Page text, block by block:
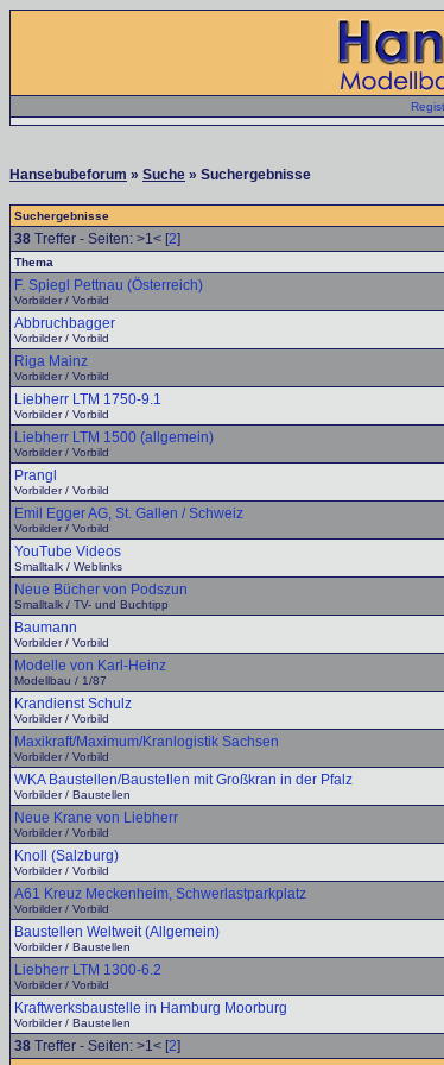
Hansebubeforum » Suche » Suchergebnisse
Suchergebnisse
38 Treffer - Seiten: >1< [2]
Thema
F. Spiegl Pettnau (Österreich)
Vorbilder / Vorbild
Abbruchbagger
Vorbilder / Vorbild
Riga Mainz
Vorbilder / Vorbild
Liebherr LTM 1750-9.1
Vorbilder / Vorbild
Liebherr LTM 1500 (allgemein)
Vorbilder / Vorbild
Prangl
Vorbilder / Vorbild
Emil Egger AG, St. Gallen / Schweiz
Vorbilder / Vorbild
YouTube Videos
Smalltalk / Weblinks
Neue Bücher von Podszun
Smalltalk / TV- und Buchtipp
Baumann
Vorbilder / Vorbild
Modelle von Karl-Heinz
Modellbau / 1/87
Krandienst Schulz
Vorbilder / Vorbild
Maxikraft/Maximum/Kranlogistik Sachsen
Vorbilder / Vorbild
WKA Baustellen/Baustellen mit Großkran in der Pfalz
Vorbilder / Baustellen
Neue Krane von Liebherr
Vorbilder / Vorbild
Knoll (Salzburg)
Vorbilder / Vorbild
A61 Kreuz Meckenheim, Schwerlastparkplatz
Vorbilder / Vorbild
Baustellen Weltweit (Allgemein)
Vorbilder / Baustellen
Liebherr LTM 1300-6.2
Vorbilder / Vorbild
Kraftwerksbaustelle in Hamburg Moorburg
Vorbilder / Baustellen
38 Treffer - Seiten: >1< [2]